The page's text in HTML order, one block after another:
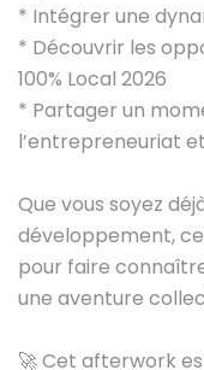
* Intégrer une
* Découvrir les
100% Local 2026
* Partager un
l’entrepreneuriat
Que vous soyez
développement,
pour faire
une aventure
🚀 Cet afterwork